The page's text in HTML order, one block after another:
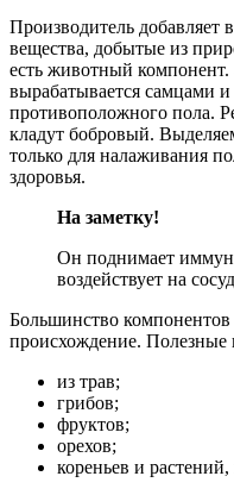
Производитель добавляет
вещества, добытые из
есть животный компонент.
вырабатывается самцами
противоположного пола.
кладут бобровый.
только для налаживания
здоровья.
На заметку!
Он поднимает
воздействует на
Большинство компонентов
происхождение. Полезные
из трав;
грибов;
фруктов;
орехов;
кореньев и